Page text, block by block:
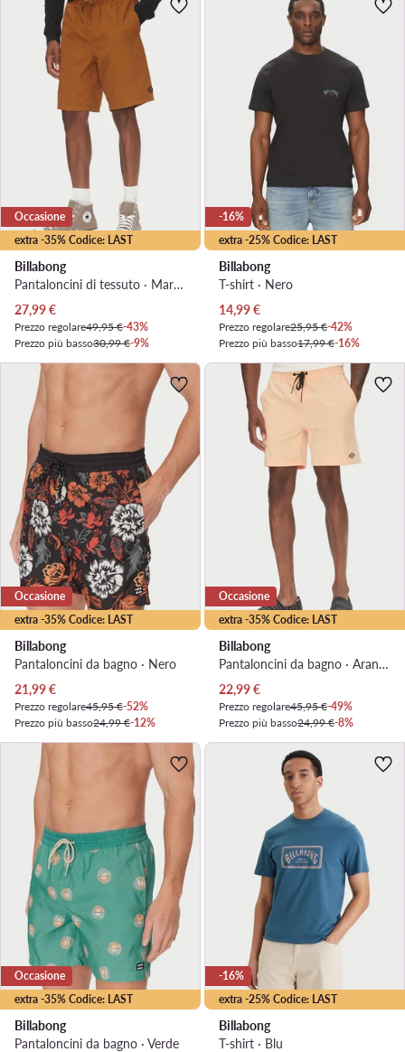
extra -35% Codice: LAST
Occasione
Billabong
Pantaloncini di tessuto · Marrone
Prezzo attuale
27,99€
Prezzo regolare49,95 €-43%
Prezzo più basso30,99 €-9%
extra -25% Codice: LAST
-16%
Billabong
T-shirt · Nero
Prezzo attuale
14,99€
Prezzo regolare25,95 €-42%
Prezzo più basso17,99 €-16%
extra -35% Codice: LAST
Occasione
Billabong
Pantaloncini da bagno · Nero
Prezzo attuale
21,99€
Prezzo regolare45,95 €-52%
Prezzo più basso24,99 €-12%
extra -35% Codice: LAST
Occasione
Billabong
Pantaloncini da bagno · Arancione
Prezzo attuale
22,99€
Prezzo regolare45,95 €-49%
Prezzo più basso24,99 €-8%
extra -35% Codice: LAST
Occasione
Billabong
Pantaloncini da bagno · Verde
extra -25% Codice: LAST
-16%
Billabong
T-shirt · Blu